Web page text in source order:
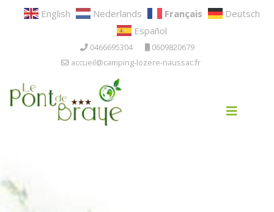
English Nederlands Français
Deutsch
Español
0466695304
0609820679
accueil@camping-lozere-naussac.fr